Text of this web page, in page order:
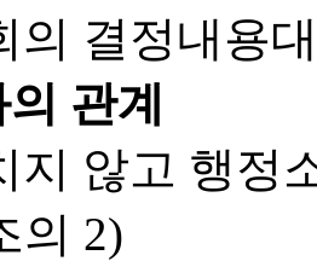
의 결정내용
관계
지 않고 행정
의 2)